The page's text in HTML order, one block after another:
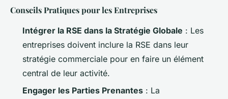
Conseils Pratiques pour les Entreprises
Intégrer la RSE dans la Stratégie Globale : Les
entreprises doivent inclure la RSE dans leur
stratégie commerciale pour en faire un élément
central de leur activité.
Engager les Parties Prenantes : La